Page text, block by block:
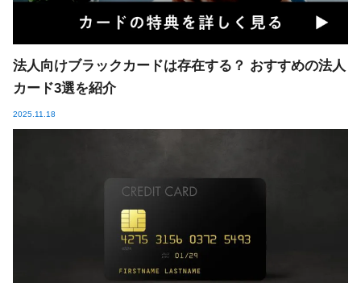
法人向けブラックカードは存在する？ おすすめの法人
カード3選を紹介
2025.11.18